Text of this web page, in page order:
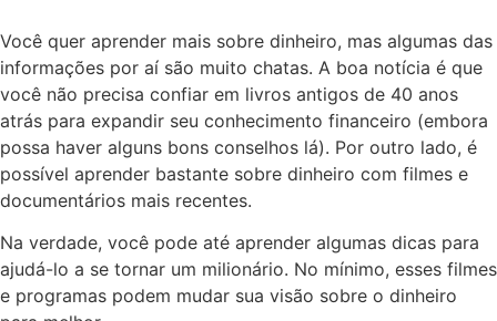
Você quer aprender mais sobre dinheiro, mas algumas das
informações por aí são muito chatas. A boa notícia é que
você não precisa confiar em livros antigos de 40 anos
atrás para expandir seu conhecimento financeiro (embora
possa haver alguns bons conselhos lá). Por outro lado, é
possível aprender bastante sobre dinheiro com filmes e
documentários mais recentes.
Na verdade, você pode até aprender algumas dicas para
ajudá-lo a se tornar um milionário. No mínimo, esses filmes
e programas podem mudar sua visão sobre o dinheiro